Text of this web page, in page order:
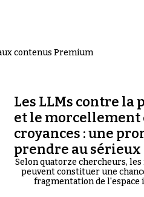
contenus Premium
Les LLMs contre la
et le morcellement
croyances : une
prendre au sérieux
Selon quatorze chercheurs, les
peuvent constituer une
fragmentation de